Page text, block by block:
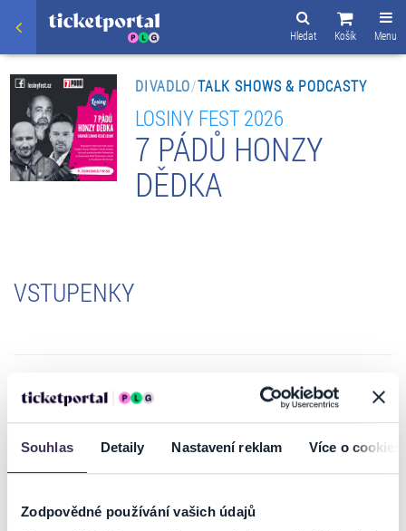
Souhlas Detaily Nastavení reklam Více o cookies
Zodpovědné používání vašich údajů
Menu
Košík
Hledat
DIVADLO/TALK SHOWS & PODCASTY
LOSINY FEST 2026
7 PÁDŮ HONZY
DĚDKA
VSTUPENKY
INFORMACE O AKCI
Talkshow 7 PÁDŮ HONZY DĚDKA s bývalým profesionálním
fotbalistou a showmanem Petrem Švancarou a bavičem a
Můžete se těšit na 90 minut příjemné zábavy a zajímavých rozhovorů